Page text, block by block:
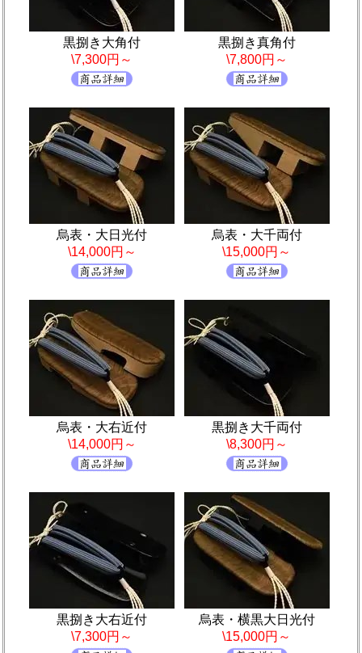
黒捌き大角付
\7,300円～
黒捌き真角付
\7,800円～
烏表・大日光付
\14,000円～
烏表・大千両付
\15,000円～
烏表・大右近付
\14,000円～
黒捌き大千両付
\8,300円～
黒捌き大右近付
\7,300円～
烏表・横黒大日光付
\15,000円～